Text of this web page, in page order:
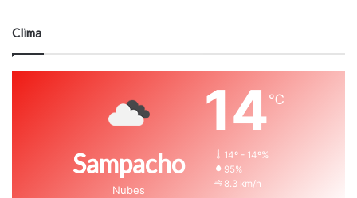
Clima
Sampacho
Nubes
14℃
14º - 14º%
95%
8.3 km/h